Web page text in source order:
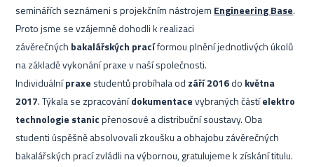
seminářích seznámeni s projekčním nástrojem Engineering Base.
Proto jsme se vzájemně dohodli k realizaci
závěrečných bakalářských pracíformou plnění jednotlivých úkolů
na základě vykonání praxe v naší společnosti.
Individuálnípraxe studentů probíhala od září 2016do května
2017. Týkala se zpracovánídokumentacevybraných částíelektro
technologie stanicpřenosové a distribuční soustavy. Oba
studenti úspěšně absolvovali zkoušku a obhajobu závěrečných
bakalářských prací zvládli na výbornou, gratulujeme k získání titulu.